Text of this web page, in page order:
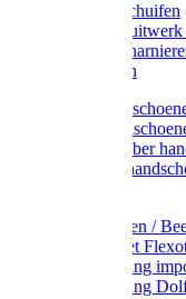
Grendels/schuifen
Hang en
Hengen/
Scharnieren
Latex
Leren
PVC / Rubber
Katoenen
Plukmouwen /
Reparatieset
Regenkleding
Regenkleding